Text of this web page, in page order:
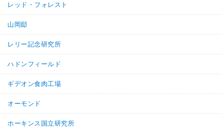
レッド・フォレスト
山岡邸
レリー記念研究所
ハドンフィールド
ギデオン食肉工場
オーモンド
ホーキンス国立研究所